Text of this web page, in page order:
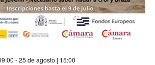
-25 de agosto | 15:00